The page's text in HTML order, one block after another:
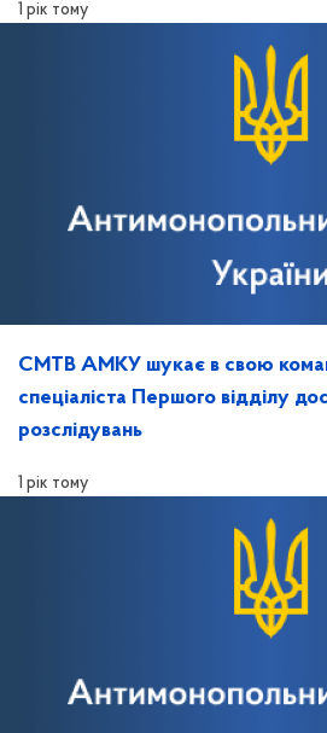
1 рік тому
СМТВ АМКУ шукає в свою
спеціаліста Першого відділу
розслідувань
1 рік тому